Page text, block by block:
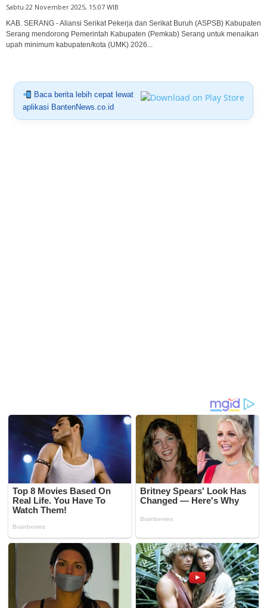
Sabtu 22 November 2025, 15:07 WIB
KAB. SERANG - Aliansi Serikat Pekerja dan Serikat Buruh (ASPSB) Kabupaten
Serang mendorong Pemerintah Kabupaten (Pemkab) Serang untuk menaikan
upah minimum kabupaten/kota (UMK) 2026...
Baca berita lebih cepat lewat
aplikasi BantenNews.co.id